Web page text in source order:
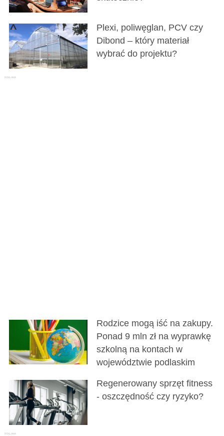
Plexi, poliwęglan, PCV czy
Dibond – który materiał
wybrać do projektu?
Rodzice mogą iść na zakupy.
Ponad 9 mln zł na wyprawkę
szkolną na kontach w
województwie podlaskim
Regenerowany sprzęt fitness
- oszczędność czy ryzyko?